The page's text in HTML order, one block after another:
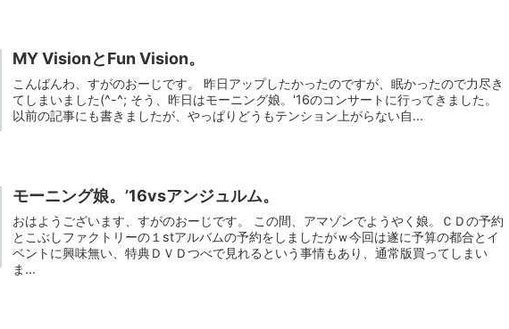
MY VisionとFun Vision。
こんばんわ、すがのおーじです。 昨日アップしたかったのですが、眠かったので力尽き
てしまいました(^-^; そう、昨日はモーニング娘。'16のコンサートに行ってきました。
以前の記事にも書きましたが、やっぱりどうもテンション上がらない自...
モーニング娘。’16vsアンジュルム。
おはようございます、すがのおーじです。 この間、アマゾンでようやく娘。ＣＤの予約
とこぶしファクトリーの１stアルバムの予約をしましたがｗ今回は遂に予算の都合とイ
ベントに興味無い、特典ＤＶＤつべで見れるという事情もあり、通常版買ってしまい
ま...